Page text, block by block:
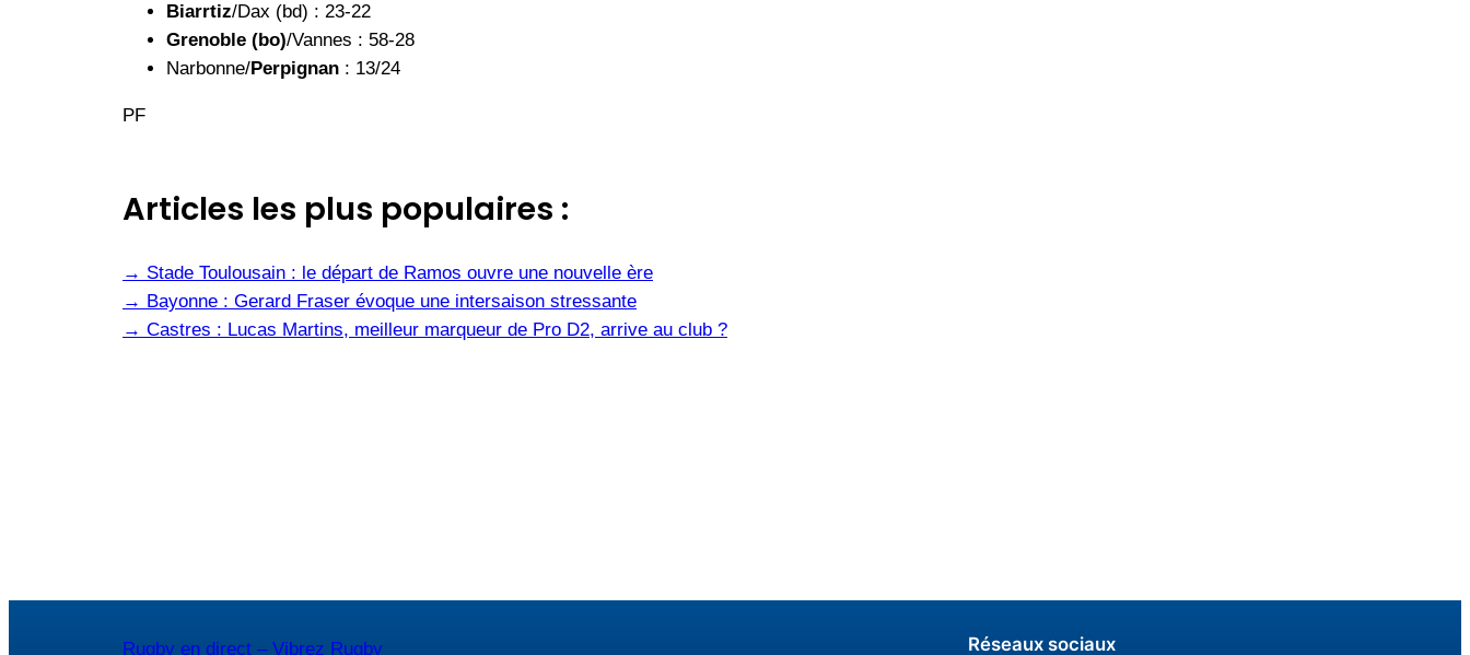
Biarrtiz/Dax (bd) : 23-22
Grenoble (bo)/Vannes : 58-28
Narbonne/Perpignan : 13/24
PF
Articles les plus populaires :
→ Stade Toulousain : le départ de Ramos ouvre une nouvelle ère
→ Bayonne : Gerard Fraser évoque une intersaison stressante
→ Castres : Lucas Martins, meilleur marqueur de Pro D2, arrive au club ?
Rugby en direct – Vibrez Rugby Réseaux sociaux